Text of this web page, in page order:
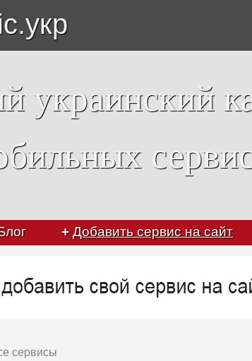
украинский
+ Добавить сервис на сайт
сервисы